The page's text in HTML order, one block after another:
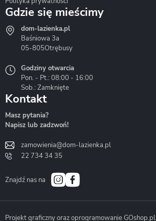
Hydrostop
Liveno
Bath&Spa
Gdzie się mieścimy
dom-lazienka.pl
Baśniowa 3a
05-805Otrębusy
Godziny otwarcia
Pon. - Pt.: 08:00 - 16:00
Sob.: Zamknięte
Kontakt
Masz pytania?
Napisz lub zadzwoń!
zamowienia@dom-lazienka.pl
22 734 34 35
Znajdź nas na
Projekt graficzny oraz oprogramowanie GOshop.pl